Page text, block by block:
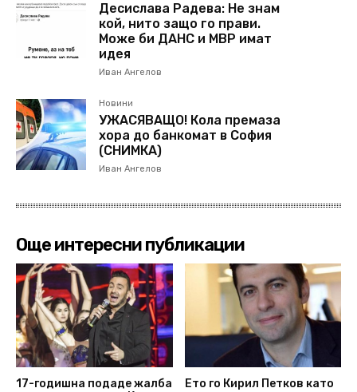
Десислава Радева: Не знам
кой, нито защо го прави.
Може би ДАНС и МВР имат
идея
Иван Ангелов
Новини
УЖАСЯВАЩО! Кола премаза
хора до банкомат в София
(СНИМКА)
Иван Ангелов
Още интересни публикации
17-годишна подаде жалба
Ето го Кирил Петков като